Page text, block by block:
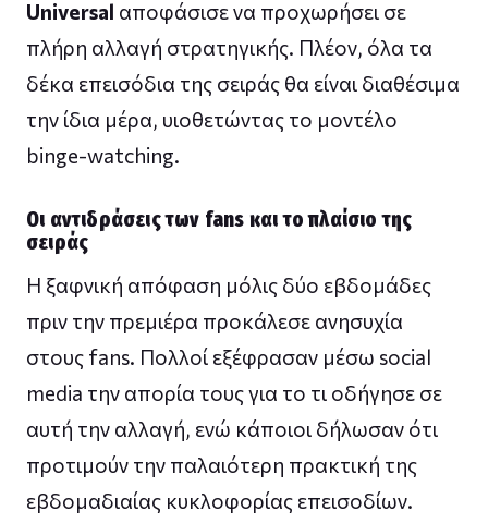
Universal αποφάσισε να προχωρήσει σε
πλήρη αλλαγή στρατηγικής. Πλέον, όλα τα
δέκα επεισόδια της σειράς θα είναι διαθέσιμα
την ίδια μέρα, υιοθετώντας το μοντέλο
binge-watching.
Οι αντιδράσεις των fans και το πλαίσιο της
σειράς
Η ξαφνική απόφαση μόλις δύο εβδομάδες
πριν την πρεμιέρα προκάλεσε ανησυχία
στους fans. Πολλοί εξέφρασαν μέσω social
media την απορία τους για το τι οδήγησε σε
αυτή την αλλαγή, ενώ κάποιοι δήλωσαν ότι
προτιμούν την παλαιότερη πρακτική της
εβδομαδιαίας κυκλοφορίας επεισοδίων.